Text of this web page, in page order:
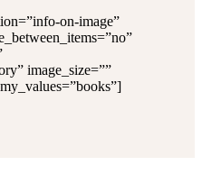
on-image”
image_size=””